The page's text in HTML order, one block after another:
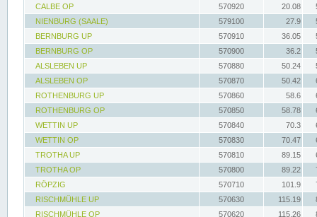
CALBE OP
570920 20.08
NIENBURG (SAALE)
579100 27.9
BERNBURG UP
570910 36.05
BERNBURG OP
570900 36.2
ALSLEBEN UP
570880 50.24
ALSLEBEN OP
570870 50.42
ROTHENBURG UP
570860 58.6
ROTHENBURG OP
570850 58.78
WETTIN UP
570840 70.3
WETTIN OP
570830 70.47
TROTHA UP
570810 89.15
TROTHA OP
570800 89.22
RÖPZIG
570710 101.9
RISCHMÜHLE UP
570630 115.19
RISCHMÜHLE OP
570620 115.26